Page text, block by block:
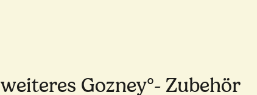
weiteres Gozney°- Zubehör